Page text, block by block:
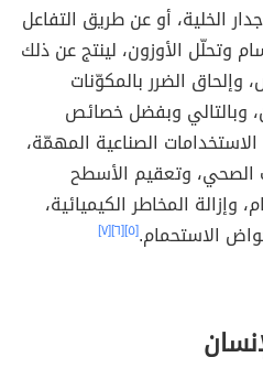
الخلية، أو عن طريق التفاعل
وتحلّل الأوزون، لينتج عن ذلك
الضرر بالمكوّنات
وبالتالي وبفضل خصائص
الصناعية المهمّة،
الصحي، وتعقيم الأسطح
المخاطر الكيميائية،
الاستحمام.[٥] [٦] [٧]